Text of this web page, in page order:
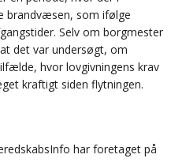
brandvæsen, som ifølge
Selv om borgmester
det var undersøgt, om
hvor lovgivningens krav
kraftigt siden flytningen.
har foretaget på